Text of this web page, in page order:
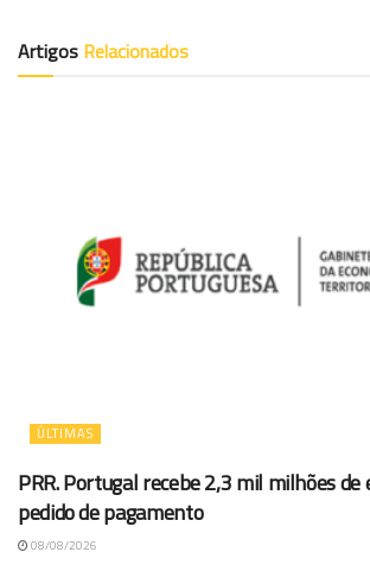
Artigos Relacionados
ÚLTIMAS
PRR. Portugal recebe 2,3 mil milhões de
pedido de pagamento
08/08/2026